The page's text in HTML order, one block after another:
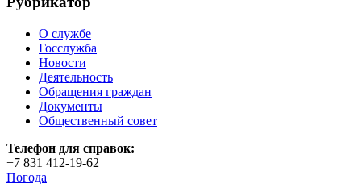
О службе
Госслужба
Новости
Деятельность
Обращения граждан
Документы
Общественный совет
Телефон для справок:
+7 831 412-19-62
Погода